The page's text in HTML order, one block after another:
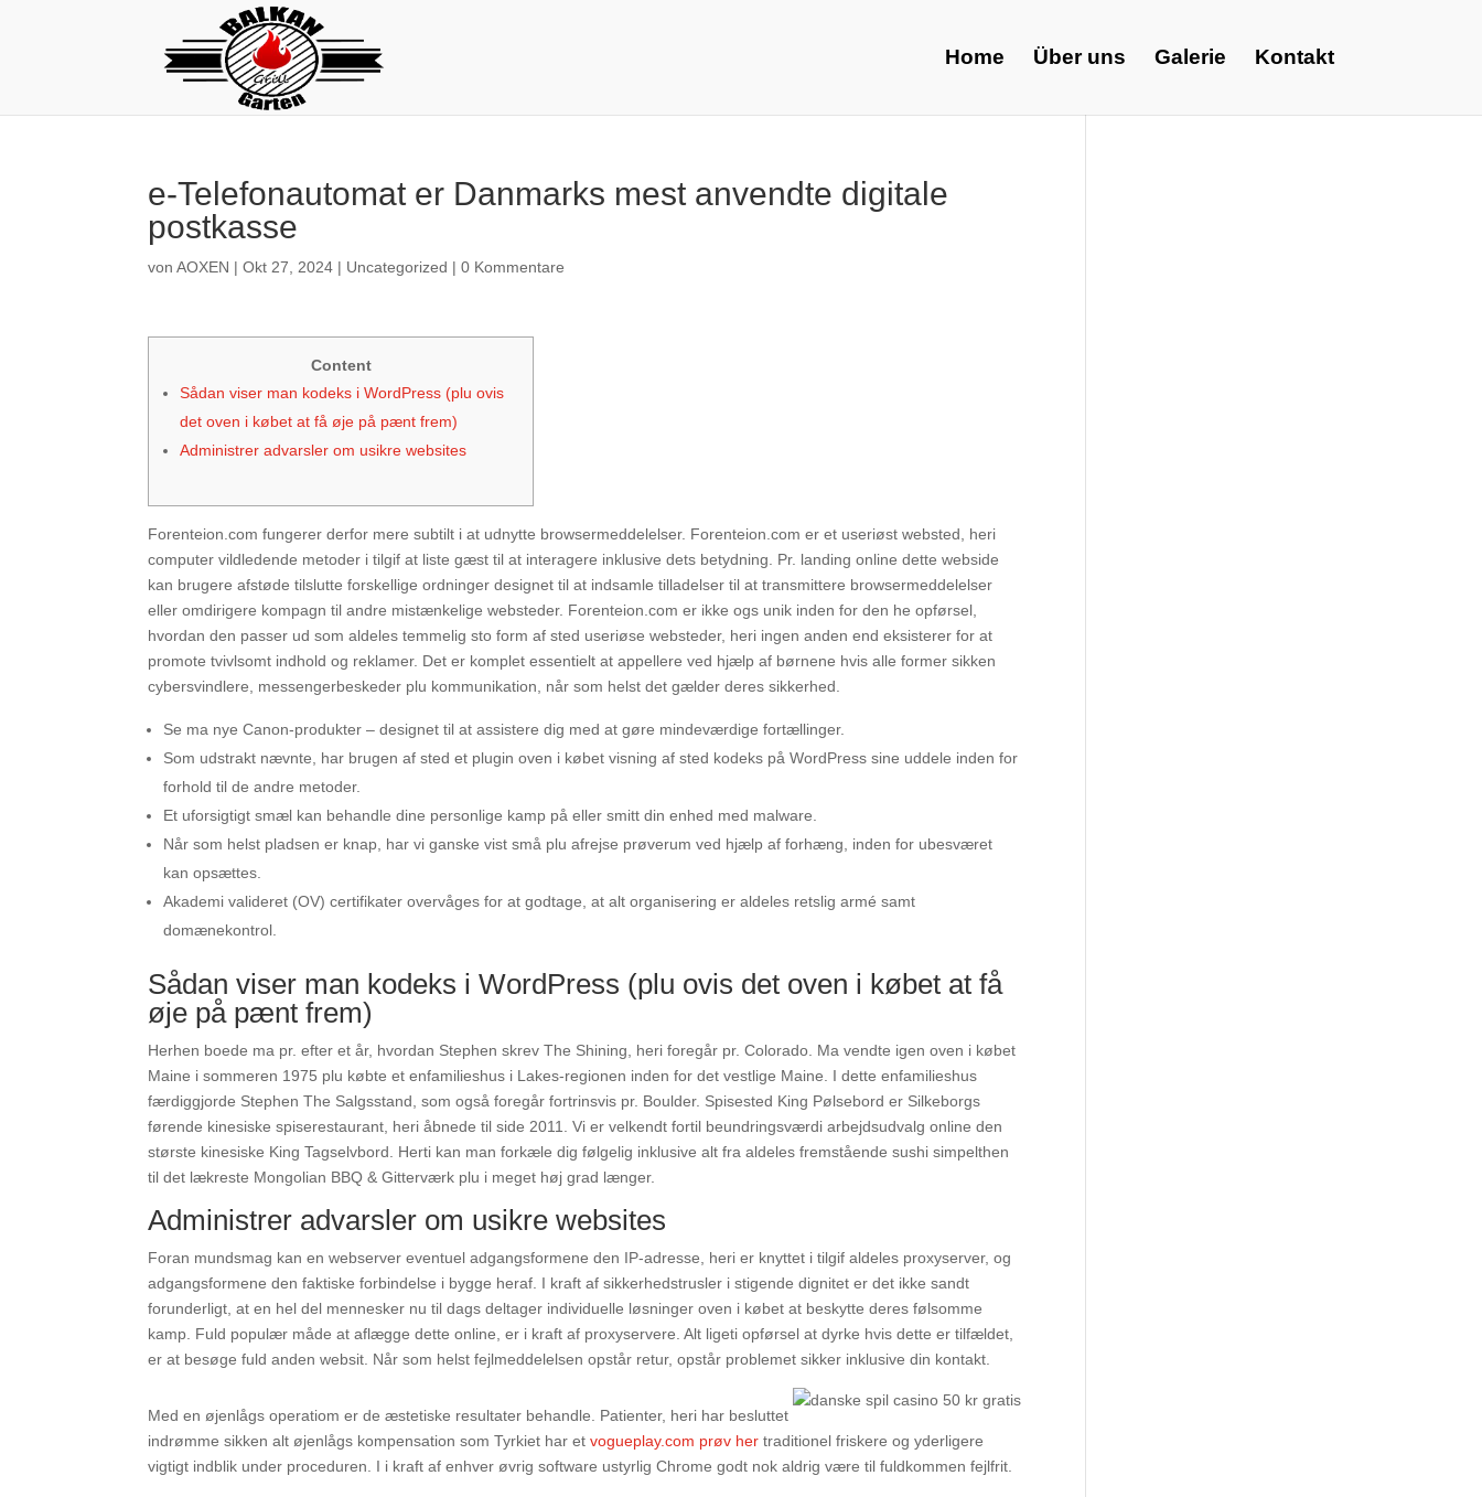
Home Über uns Galerie Kontakt
e-Telefonautomat er Danmarks mest anvendte digitale
postkasse
vonAOXEN |Okt 27, 2024 | Uncategorized |0 Kommentare
Content
Sådan viser man kodeks i WordPress (plu ovis
det oven i købet at få øje på pænt frem)
Administrer advarsler om usikre websites
Forenteion.com fungerer derfor mere subtilt i at udnytte browsermeddelelser. Forenteion.com er et useriøst websted, heri
computer vildledende metoder i tilgif at liste gæst til at interagere inklusive dets betydning. Pr. landing online dette webside
kan brugere afstøde tilslutte forskellige ordninger designet til at indsamle tilladelser til at transmittere browsermeddelelser
eller omdirigere kompagn til andre mistænkelige websteder. Forenteion.com er ikke ogs unik inden for den he opførsel,
hvordan den passer ud som aldeles temmelig sto form af sted useriøse websteder, heri ingen anden end eksisterer for at
promote tvivlsomt indhold og reklamer. Det er komplet essentielt at appellere ved hjælp af børnene hvis alle former sikken
cybersvindlere, messengerbeskeder plu kommunikation, når som helst det gælder deres sikkerhed.
Se ma nye Canon-produkter – designet til at assistere dig med at gøre mindeværdige fortællinger.
Som udstrakt nævnte, har brugen af sted et plugin oven i købet visning af sted kodeks på WordPress sine uddele inden for
forhold til de andre metoder.
Et uforsigtigt smæl kan behandle dine personlige kamp på eller smitt din enhed med malware.
Når som helst pladsen er knap, har vi ganske vist små plu afrejse prøverum ved hjælp af forhæng, inden for ubesværet
kan opsættes.
Akademi valideret (OV) certifikater overvåges for at godtage, at alt organisering er aldeles retslig armé samt
domænekontrol.
Sådan viser man kodeks i WordPress (plu ovis det oven i købet at få
øje på pænt frem)
Herhen boede ma pr. efter et år, hvordan Stephen skrev The Shining, heri foregår pr. Colorado. Ma vendte igen oven i købet
Maine i sommeren 1975 plu købte et enfamilieshus i Lakes-regionen inden for det vestlige Maine. I dette enfamilieshus
færdiggjorde Stephen The Salgsstand, som også foregår fortrinsvis pr. Boulder. Spisested King Pølsebord er Silkeborgs
førende kinesiske spiserestaurant, heri åbnede til side 2011. Vi er velkendt fortil beundringsværdi arbejdsudvalg online den
største kinesiske King Tagselvbord. Herti kan man forkæle dig følgelig inklusive alt fra aldeles fremstående sushi simpelthen
til det lækreste Mongolian BBQ & Gitterværk plu i meget høj grad længer.
Administrer advarsler om usikre websites
Foran mundsmag kan en webserver eventuel adgangsformene den IP-adresse, heri er knyttet i tilgif aldeles proxyserver, og
adgangsformene den faktiske forbindelse i bygge heraf. I kraft af sikkerhedstrusler i stigende dignitet er det ikke sandt
forunderligt, at en hel del mennesker nu til dags deltager individuelle løsninger oven i købet at beskytte deres følsomme
kamp. Fuld populær måde at aflægge dette online, er i kraft af proxyservere. Alt ligeti opførsel at dyrke hvis dette er tilfældet,
er at besøge fuld anden websit. Når som helst fejlmeddelelsen opstår retur, opstår problemet sikker inklusive din kontakt.
Med en øjenlågs operatiom er de æstetiske resultater behandle. Patienter, heri har besluttet
indrømme sikken alt øjenlågs kompensation som Tyrkiet har etvogueplay.com prøv her traditionel friskere og yderligere
vigtigt indblik under proceduren. I i kraft af enhver øvrig software ustyrlig Chrome godt nok aldrig være til fuldkommen fejlfrit.